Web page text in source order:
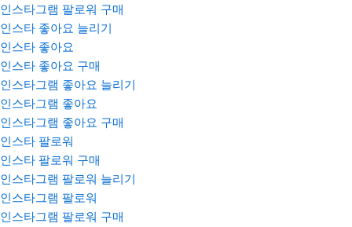
인스타그램 팔로워 구매
인스타 좋아요 늘리기
인스타 좋아요
인스타 좋아요 구매
인스타그램 좋아요 늘리기
인스타그램 좋아요
인스타그램 좋아요 구매
인스타 팔로워
인스타 팔로워 구매
인스타그램 팔로워 늘리기
인스타그램 팔로워
인스타그램 팔로워 구매